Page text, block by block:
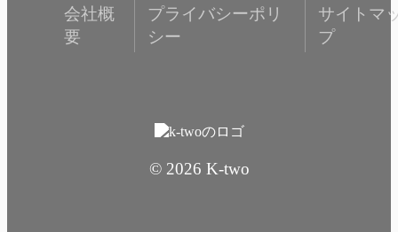
会社概
要
プライバシーポリ
シー
サイトマ
プ
© 2026 K-two